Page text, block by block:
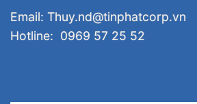
Email: Thuy.nd@tinphatcorp.vn
Hotline: 0969 57 25 52